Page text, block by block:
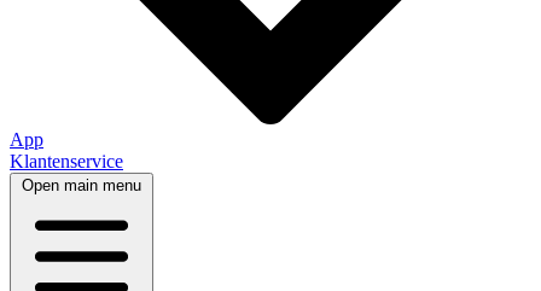
App
Klantenservice
Open main menu